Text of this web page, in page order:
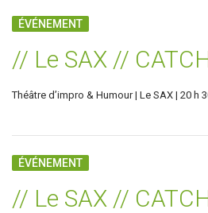
ÉVÉNEMENT
// Le SAX //
Théâtre d’impro & Humour | Le SAX | 20 h
ÉVÉNEMENT
// Le SAX //